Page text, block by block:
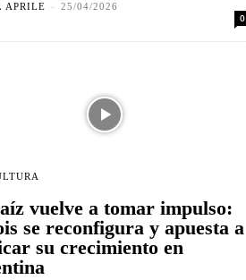
APRILE - 25/04/2026
0
vuelve a tomar impulso:
se reconfigura y apuesta a
su crecimiento en